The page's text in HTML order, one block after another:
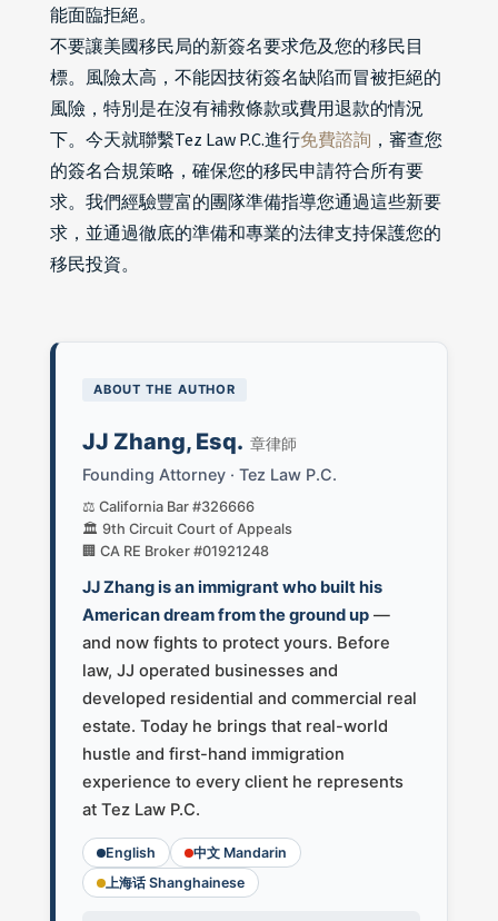
能面臨拒絕。
不要讓美國移民局的新簽名要求危及您的移民目
標。風險太高，不能因技術簽名缺陷而冒被拒絕的
風險，特別是在沒有補救條款或費用退款的情況
下。今天就聯繫Tez Law P.C.進行免費諮詢 ，審查您
的簽名合規策略，確保您的移民申請符合所有要
求。我們經驗豐富的團隊準備指導您通過這些新要
求，並通過徹底的準備和專業的法律支持保護您的
移民投資。
ABOUT THE AUTHOR
JJ Zhang, Esq. 章律師
Founding Attorney · Tez Law P.C.
⚖️ California Bar #326666
🏛️ 9th Circuit Court of Appeals
🏢 CA RE Broker #01921248
JJ Zhang is an immigrant who built his
American dream from the ground up—
and now fights to protect yours. Before
law, JJ operated businesses and
developed residential and commercial real
estate. Today he brings that real-world
hustle and first-hand immigration
experience to every client he represents
at Tez Law P.C.
English
中文 Mandarin
上海话 Shanghainese